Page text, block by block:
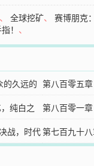
、全球挖矿、赛博朋克
！ 、
的久远的 第八百零五章
星诞生之时
纯白之
第八百零一
为宝可梦大
战，时代第七百九十